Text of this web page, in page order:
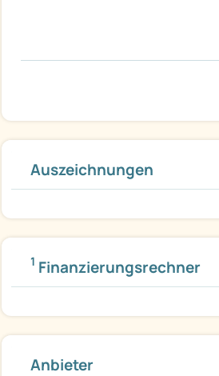
Auszeichnungen
1 Finanzierungsrechner
Anbieter